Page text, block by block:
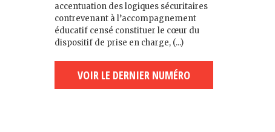
accentuation des logiques sécuritaires
contrevenant à l’accompagnement
éducatif censé constituer le cœur du
dispositif de prise en charge, (...)
VOIR LE DERNIER NUMÉRO